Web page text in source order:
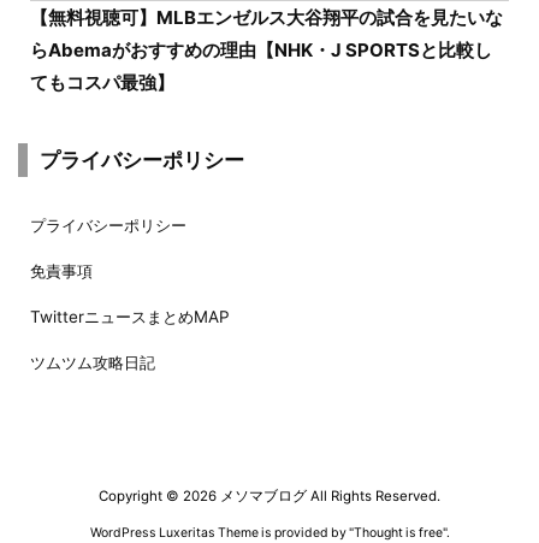
【無料視聴可】MLBエンゼルス大谷翔平の試合を見たいな
らAbemaがおすすめの理由【NHK・J SPORTSと比較し
てもコスパ最強】
プライバシーポリシー
プライバシーポリシー
免責事項
TwitterニュースまとめMAP
ツムツム攻略日記
Copyright © 2026 メソマブログ All Rights Reserved.
WordPress Luxeritas Theme is provided by "Thought is free".